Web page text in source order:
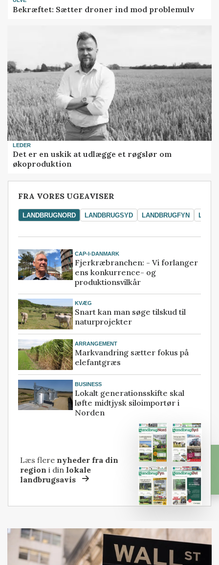
Bekræftet: Sætter droner ind mod problemulv
LEDER
Det er en uskik at udlægge et røgslør om
økoproduktion
FRA VORES UGEAVISER
LANDBRUGNORD LANDBRUGSYD LANDBRUGFYN
CAP-I-DANMARK
Fjerkræbranchen: - Vi forlanger
ens konkurrence- og
produktionsvilkår
KVÆG
Snart kan man søge tilskud til
naturprojekter
ARRANGEMENT
Markvandring sætter fokus på
elefantgræs
BUSINESS
Lokalt generationsskifte skal
løfte midtjysk siloimportør i
Norden
Læs flere nyheder fra din
region i dinlokale
landbrugsavis